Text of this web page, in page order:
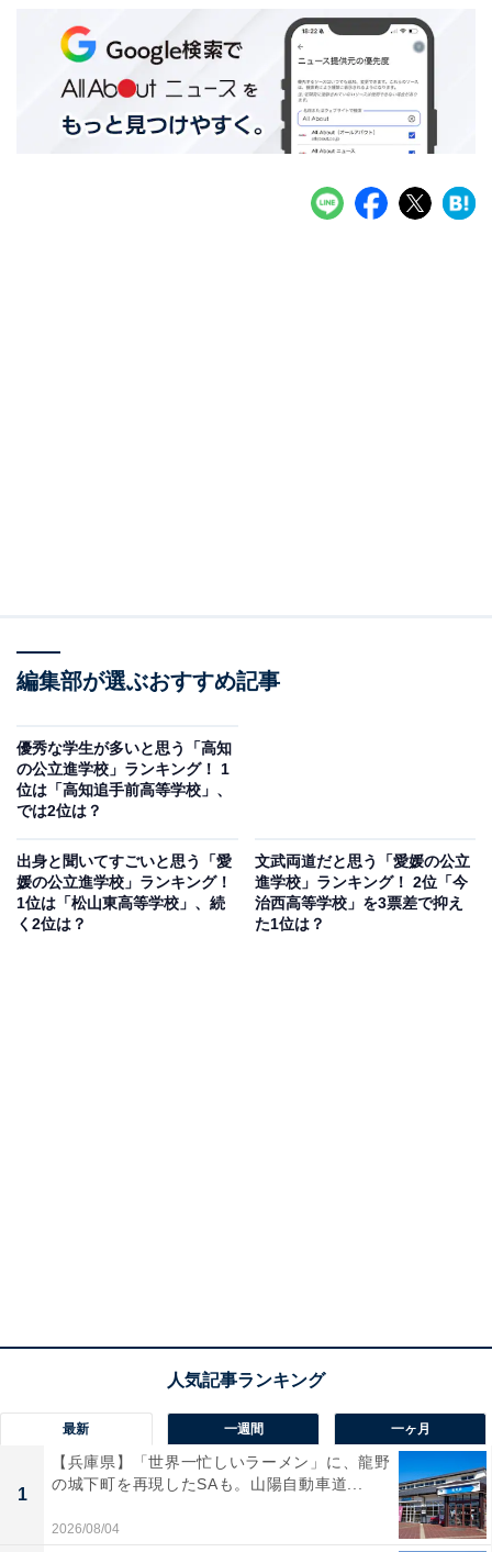
編集部が選ぶおすすめ記事
優秀な学生が多いと思う「高知
の公立進学校」ランキング！ 1
位は「高知追手前高等学校」、
では2位は？
出身と聞いてすごいと思う「愛
媛の公立進学校」ランキング！
1位は「松山東高等学校」、続
く2位は？
文武両道だと思う「愛媛の公立
進学校」ランキング！ 2位「今
治西高等学校」を3票差で抑え
た1位は？
最新 一週間 一ヶ月
1
【兵庫県】「世界一忙しいラーメン」に、龍野
の城下町を再現したSAも。山陽自動車道...
2026/08/04